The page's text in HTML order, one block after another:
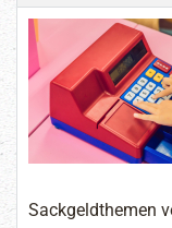
Sackgeldthemen